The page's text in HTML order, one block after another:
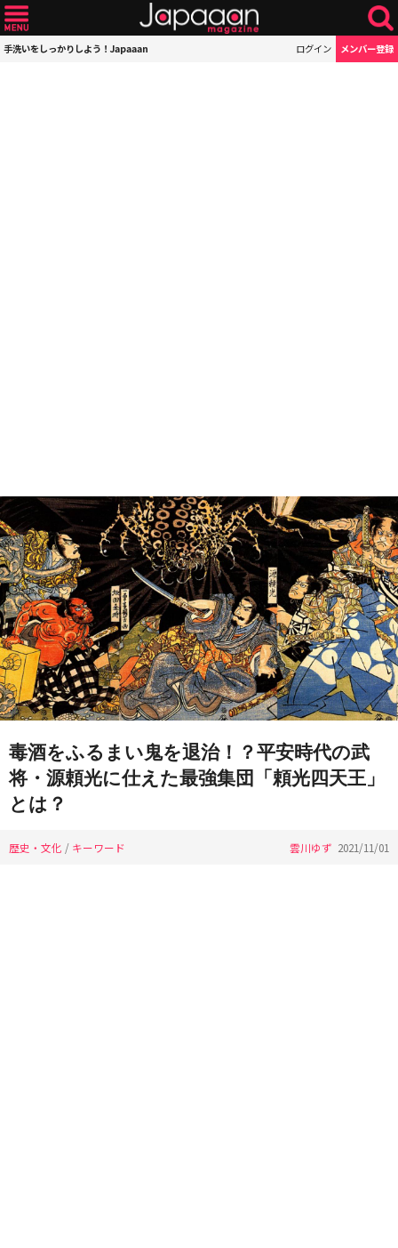
手洗いをしっかりしよう！Japaaan ログイン メンバー登録
毒酒をふるまい鬼を退治！？平安時代の武
将・源頼光に仕えた最強集団「頼光四天王」
とは？
歴史・文化 / キーワード 雲川ゆず 2021/11/01